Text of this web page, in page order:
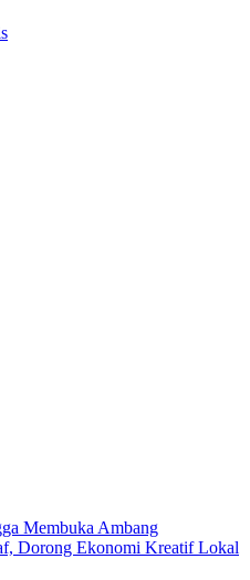
Membuka Ambang
Dorong Ekonomi Kreatif Lokal